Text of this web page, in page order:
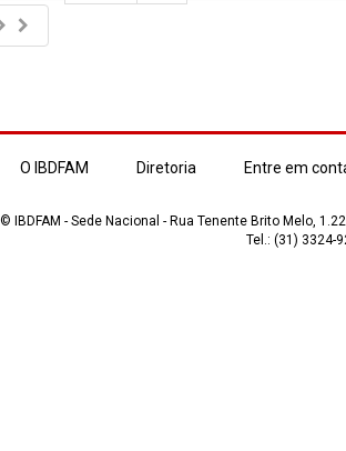
O IBDFAM Diretoria Entre em
© IBDFAM - Sede Nacional - Rua Tenente Brito Melo,
Tel.: (31) 3324-